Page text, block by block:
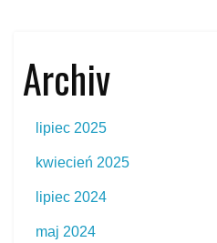
Archiv
lipiec 2025
kwiecień 2025
lipiec 2024
maj 2024